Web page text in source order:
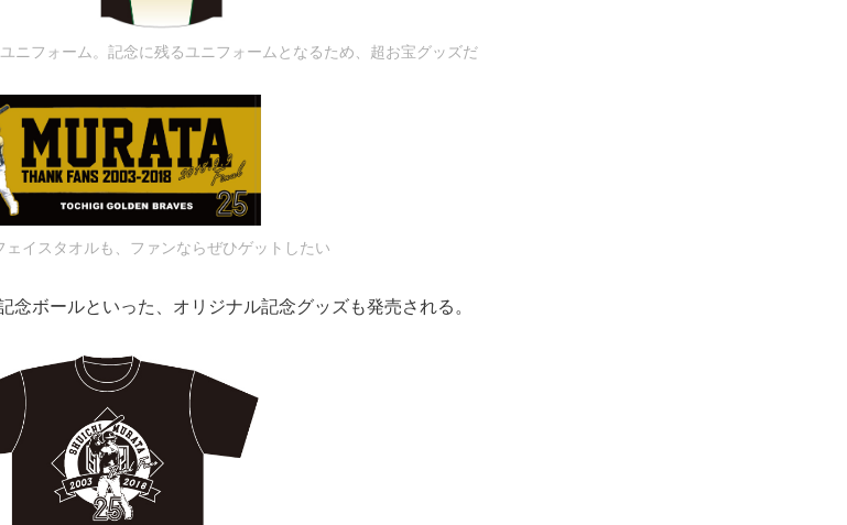
ニフォーム。記念に残るユニフォームとなるため、超お宝グッズだ
イスタオルも、ファンならぜひゲットしたい
ボールといった、オリジナル記念グッズも発売される。